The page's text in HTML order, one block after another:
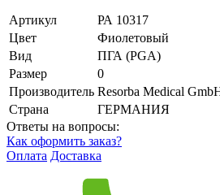
Артикул
РА 10317
Цвет
Фиолетовый
Вид
ПГА (PGA)
Размер
0
Производитель Resorba Medical
Страна
ГЕРМАНИЯ
Ответы на вопросы:
Как оформить заказ?
Оплата Доставка